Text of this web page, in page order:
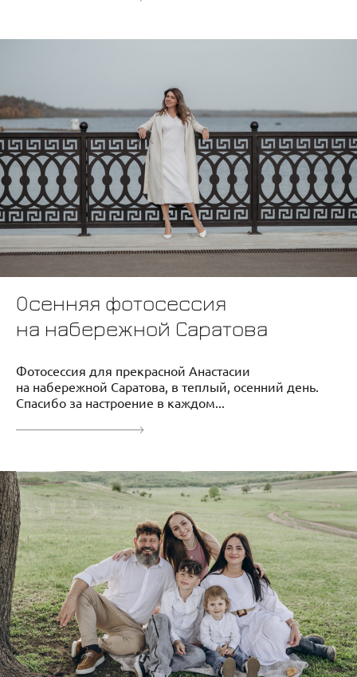
Осенняя фотосессия
на набережной Саратова
Фотосессия для прекрасной Анастасии
на набережной Саратова, в теплый, осенний день.
Спасибо за настроение в каждом...